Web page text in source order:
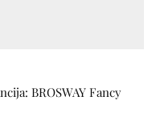
BROSWAY Fancy